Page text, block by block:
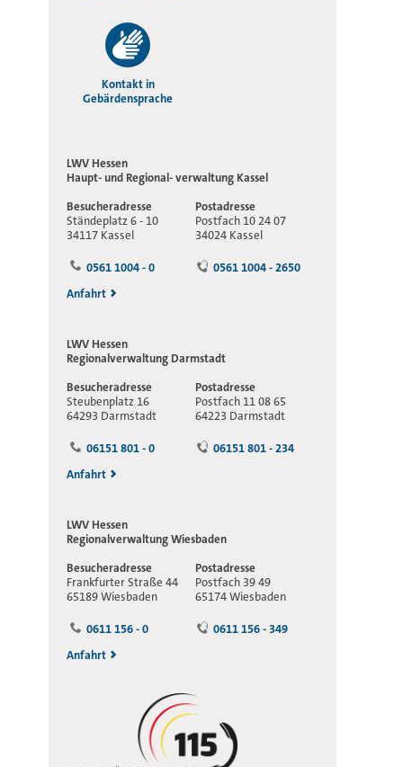
Kontakt in
Gebärdensprache
LWV Hessen
Haupt- und Regional-verwaltung Kassel
Besucheradresse
Ständeplatz 6 - 10
34117 Kassel
Postadresse
Postfach 10 24 07
34024 Kassel
0561 1004 - 0
0561 1004 - 2650
Anfahrt
LWV Hessen
Regionalverwaltung Darmstadt
Besucheradresse
Steubenplatz 16
64293 Darmstadt
Postadresse
Postfach 11 08 65
64223 Darmstadt
06151 801 - 0
06151 801 - 234
Anfahrt
LWV Hessen
RegionalverwaltungWiesbaden
Besucheradresse
Frankfurter Straße 44
65189 Wiesbaden
Postadresse
Postfach 39 49
65174 Wiesbaden
0611 156 - 0
0611 156 - 349
Anfahrt